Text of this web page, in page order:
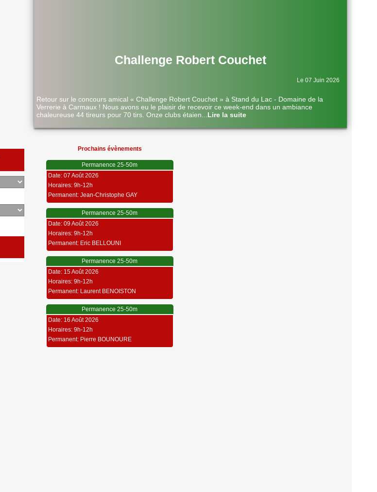
Challenge Robert Couchet
Le 07 Juin 2026
Retour sur le concours amical « Challenge Robert Couchet » à Stand du Lac - Domaine de la
Verrerie à Carmaux ! Nous avons eu le plaisir de recevoir ce week-end dans un ambiance
chaleureuse 44 tireurs pour 70 tirs. Onze clubs étaien
Lire la suite
Prochains évènements
Permanence 25-50m
Date: 07 Août 2026
Horaires: 9h-12h
Permanent: Jean-Christophe GAY
Permanence 25-50m
Date: 09 Août 2026
Horaires: 9h-12h
Permanent: Eric BELLOUNI
Permanence 25-50m
Date: 15 Août 2026
Horaires: 9h-12h
Permanent: Laurent BENOISTON
Permanence 25-50m
Date: 16 Août 2026
Horaires: 9h-12h
Permanent: Pierre BOUNOURE